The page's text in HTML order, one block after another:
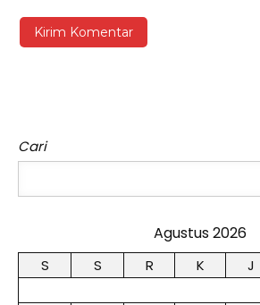
Cari
Agustus 2026
S S R K J